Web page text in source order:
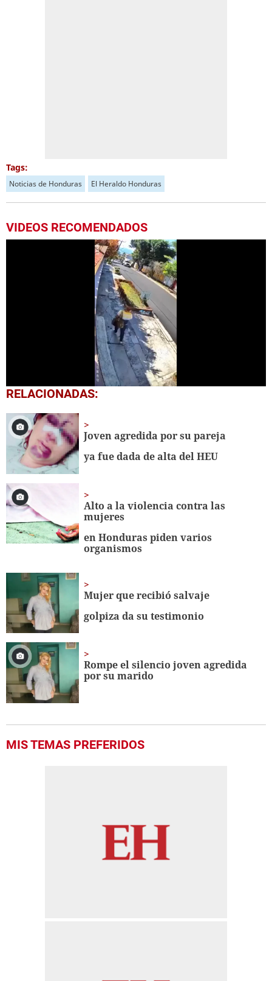
Tags:
Noticias de Honduras El Heraldo Honduras
VIDEOS RECOMENDADOS
0
seconds
26
seconds
RELACIONADAS:
Joven agredida por su pareja
ya fue dada de alta del HEU
Alto a la violencia contra las
mujeres
en Honduras piden varios
organismos
Mujer que recibió salvaje
golpiza da su testimonio
Rompe el silencio joven agredida
por su marido
MIS TEMAS PREFERIDOS